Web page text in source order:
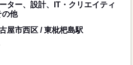
ター、設計、IT・クリエイティ
の他
屋市西区 / 東枇杷島駅